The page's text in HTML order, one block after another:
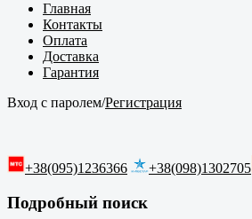
Главная
Контакты
Оплата
Доставка
Гарантия
Вход с паролем/Регистрация
+38(095)1236366 +38(098)1302705
Подробный поиск